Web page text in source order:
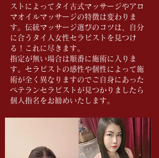
ストによってタイ古式マッサージやアロ
マオイルマッサージの特徴は変わりま
す。伝統マッサージ選びのコツは、自分
に合うタイ人女性セラピストを見つけ
る！これに尽きます。
指定が無い場合は順番に施術に入りま
す。セラピストの感性や個性によって施
術が全く異なりますのでご自身にあった
ベテランセラピストが見つかりましたら
個人指名をお勧めいたします。